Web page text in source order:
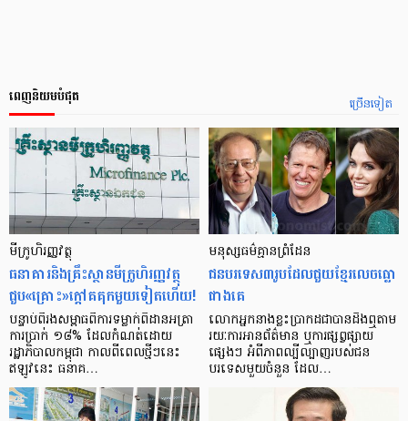
ច្រើនទៀត
ពេញនិយមបំផុត
មីក្រូ​ហិរញ្ញវត្ថុ
ធនាគារ​និង​គ្រឹះស្ថាន​មីក្រូ​ហិរញ្ញវត្ថុ​
ជួប«គ្រោះ»ក្តៅ​គគុក​មួយ​ទៀត​ហើយ!
បន្ទាប់​ពី​រង​សម្ពាធ​​ពី​ការ​ទម្លាក់​ពិដាន​អត្រា​
ការ​ប្រាក់ ១៨​% ដែល​កំណត់​ដោយ​
រដ្ឋាភិបាល​កម្ពុជា កាល​ពី​ពេល​ថ្មីៗ​នេះ
ឥឡូវ​នេះ ធនាគ…
មនុស្ស​ធម៌​គ្មាន​ព្រំដែន
ជន​បរទេស​៣​រូប​ដែល​ជួយ​ខ្មែរ​លេច​ធ្លោ​
ជាង​គេ
លោកអ្នក​នាង​ខ្លះ​ប្រាកដ​ជា​បាន​​ដឹង​ឮ​តាម​
រយៈ​ការ​អាន​ព័ត៌មាន ឬ​ការ​ផ្សព្វផ្សាយ​
ផ្សេងៗ អំពី​ភាព​ល្បីល្បាញ​របស់​ជន​
បរទេស​មួយ​ចំនួន ដែល…